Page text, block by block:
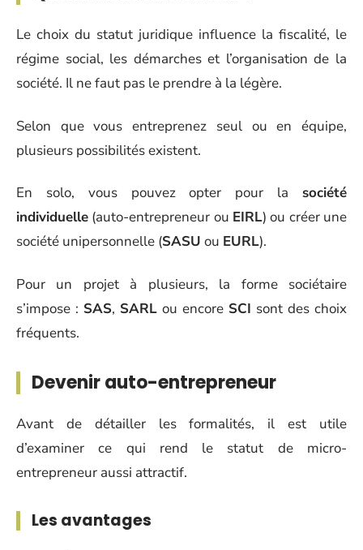
Le choix du statut juridique influence la fiscalité, le
régime social, les démarches et l’organisation de la
société. Il ne faut pas le prendre à la légère.
Selon que vous entreprenez seul ou en équipe,
plusieurs possibilités existent.
En solo, vous pouvez opter pour la société
individuelle (auto-entrepreneur ou EIRL) ou créer une
société unipersonnelle (SASU ou EURL).
Pour un projet à plusieurs, la forme sociétaire
s’impose : SAS, SARL ou encore SCI sont des choix
fréquents.
Devenir auto-entrepreneur
Avant de détailler les formalités, il est utile
d’examiner ce qui rend le statut de micro-
entrepreneur aussi attractif.
Les avantages